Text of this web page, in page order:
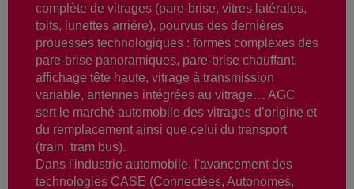
complète de vitrages (pare-brise, vitres latérales,
toits, lunettes arrière), pourvus des dernières
prouesses technologiques : formes complexes des
pare-brise panoramiques, pare-brise chauffant,
affichage tête haute, vitrage à transmission
variable, antennes intégrées au vitrage… AGC
sert le marché automobile des vitrages d’origine et
du remplacement ainsi que celui du transport
(train, tram bus).
Dans l'industrie automobile, l'avancement des
technologies CASE (Connectées, Autonomes,